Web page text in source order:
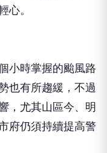
心。
小時掌握的颱風路
也有所趨緩，不過
，尤其山區今、明
府仍須持續提高警